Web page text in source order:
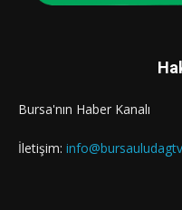
Bursa'nın Haber Kanalı
İletişim: